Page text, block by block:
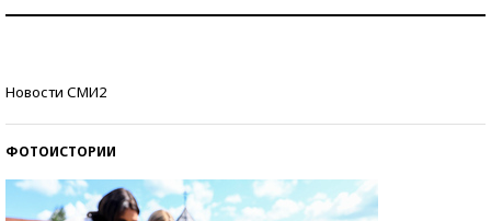
Новости СМИ2
ФОТОИСТОРИИ